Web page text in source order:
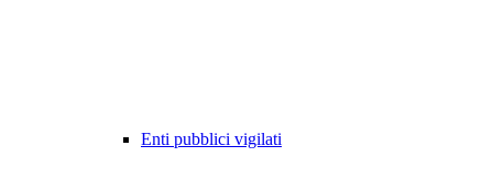
Enti pubblici vigilati